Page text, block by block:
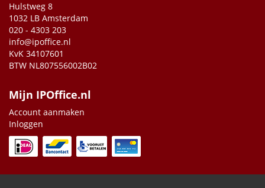
Hulstweg 8
1032 LB Amsterdam
020 - 4303 203
info@ipoffice.nl
KvK 34107601
BTW NL807556002B02
Mijn IPOffice.nl
Account aanmaken
Inloggen